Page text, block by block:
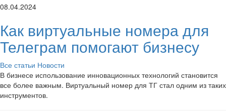
08.04.2024
Как виртуальные номера для
Телеграм помогают бизнесу
Все статьи Новости
В бизнесе использование инновационных технологий становится
все более важным. Виртуальный номер для ТГ стал одним из таких
инструментов.